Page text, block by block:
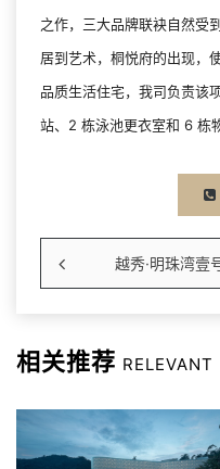
之作，三大品牌联袂自然受
居到艺术，桐悦府的出现，
品质生活住宅，我司负责该
站、2 栋泳池更衣室和 6 栋
越秀·明珠湾壹
相关推荐 RELEVANT